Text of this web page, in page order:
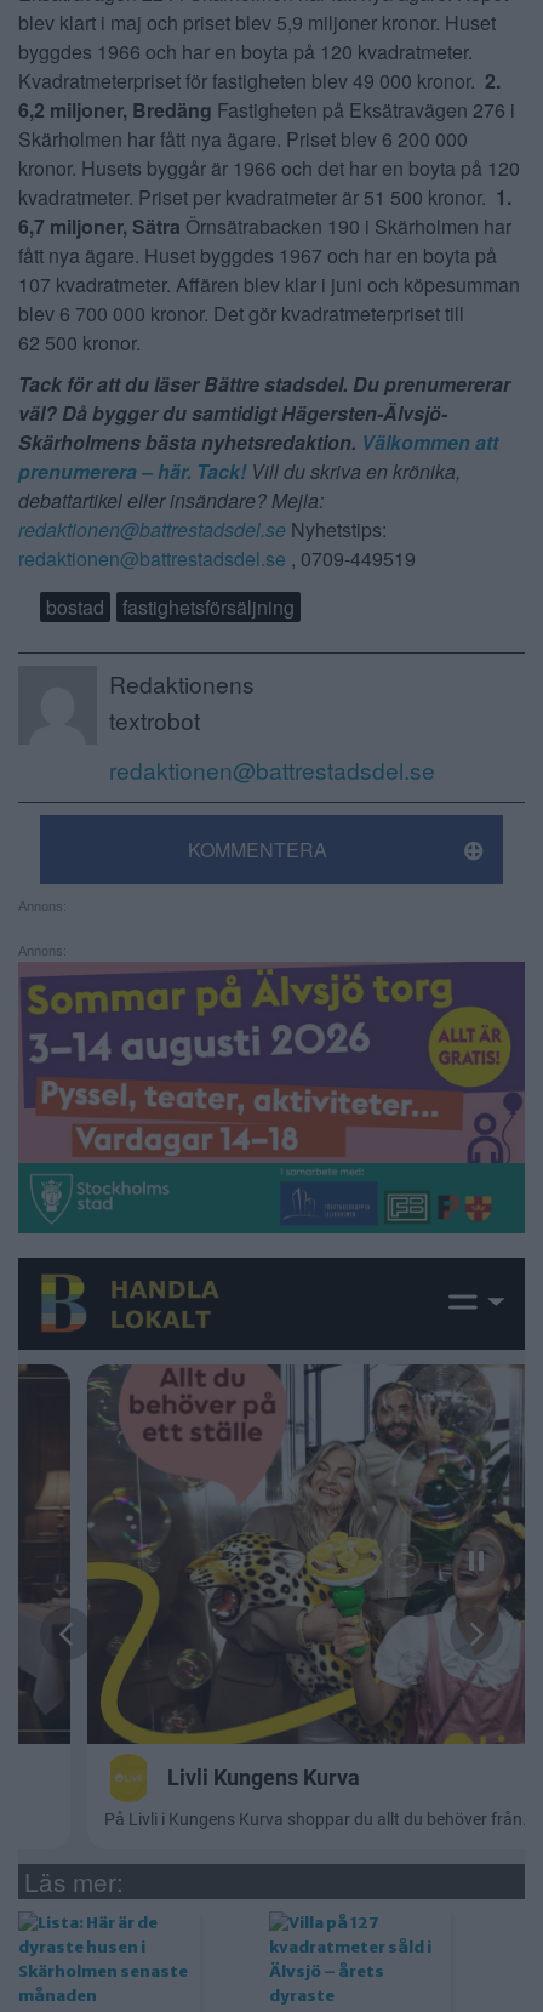
blev klart i maj och priset blev 5,9 miljoner kronor. Huset
byggdes 1966 och har en boyta på 120 kvadratmeter.
Kvadratmeterpriset för fastigheten blev 49 000 kronor. 2.
6,2 miljoner, Bredäng Fastigheten på Eksätravägen 276 i
Skärholmen har fått nya ägare. Priset blev 6 200 000
kronor. Husets byggår är 1966 och det har en boyta på 120
kvadratmeter. Priset per kvadratmeter är 51 500 kronor. 1.
6,7 miljoner, Sätra Örnsätrabacken 190 i Skärholmen har
fått nya ägare. Huset byggdes 1967 och har en boyta på
107 kvadratmeter. Affären blev klar i juni och köpesumman
blev 6 700 000 kronor. Det gör kvadratmeterpriset till
62 500 kronor.
Tack för att du läser Bättre stadsdel. Du prenumererar
väl? Då bygger du samtidigt Hägersten-Älvsjö-
Skärholmens bästa nyhetsredaktion. Välkommen att
prenumerera – här. Tack! Vill du skriva en krönika,
debattartikel eller insändare? Mejla:
redaktionen@battrestadsdel.se Nyhetstips:
redaktionen@battrestadsdel.se , 0709-449519
bostad
fastighetsförsäljning
Redaktionens
textrobot
redaktionen@battrestadsdel.se
KOMMENTERA
Annons:
Annons:
Läs mer: